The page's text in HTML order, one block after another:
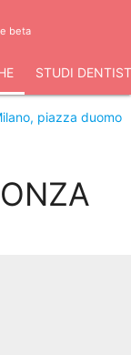
beta
STUDI
piazza duomo